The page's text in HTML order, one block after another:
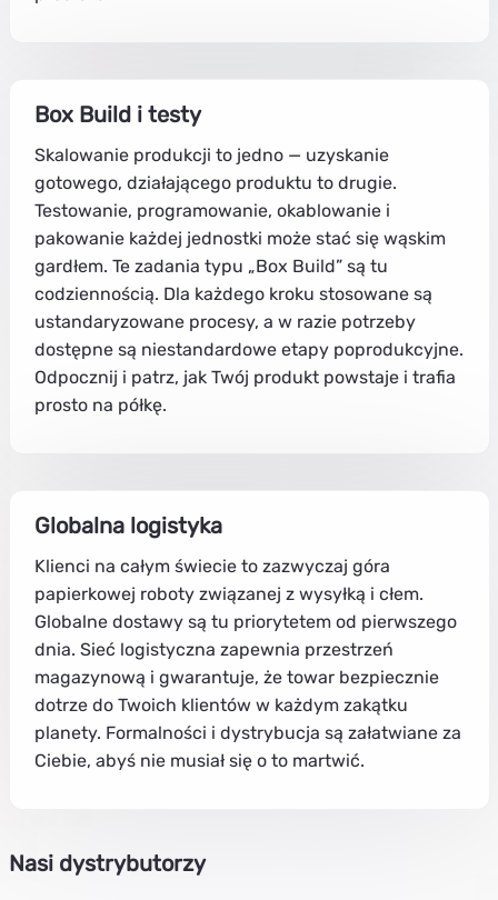
Box Build i testy
Skalowanie produkcji to jedno — uzyskanie
gotowego, działającego produktu to drugie.
Testowanie, programowanie, okablowanie i
pakowanie każdej jednostki może stać się wąskim
gardłem. Te zadania typu „Box Build” są tu
codziennością. Dla każdego kroku stosowane są
ustandaryzowane procesy, a w razie potrzeby
dostępne są niestandardowe etapy poprodukcyjne.
Odpocznij i patrz, jak Twój produkt powstaje i trafia
prosto na półkę.
Globalna logistyka
Klienci na całym świecie to zazwyczaj góra
papierkowej roboty związanej z wysyłką i cłem.
Globalne dostawy są tu priorytetem od pierwszego
dnia. Sieć logistyczna zapewnia przestrzeń
magazynową i gwarantuje, że towar bezpiecznie
dotrze do Twoich klientów w każdym zakątku
planety. Formalności i dystrybucja są załatwiane za
Ciebie, abyś nie musiał się o to martwić.
Nasi dystrybutorzy